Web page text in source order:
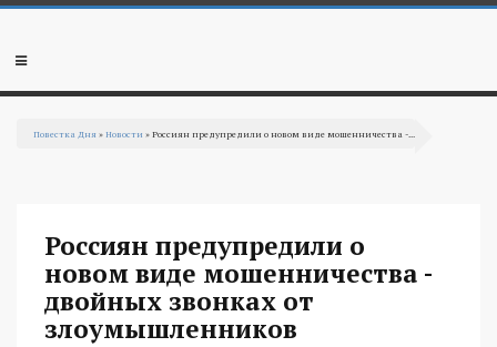
Перейти к основному содержанию
Мобильное
Повестка Дня »Новости » Россиян предупредили o новом виде мошенничества -...
Россиян предупредили o
новом виде мошенничества -
двойных звонках от
злоумышленников